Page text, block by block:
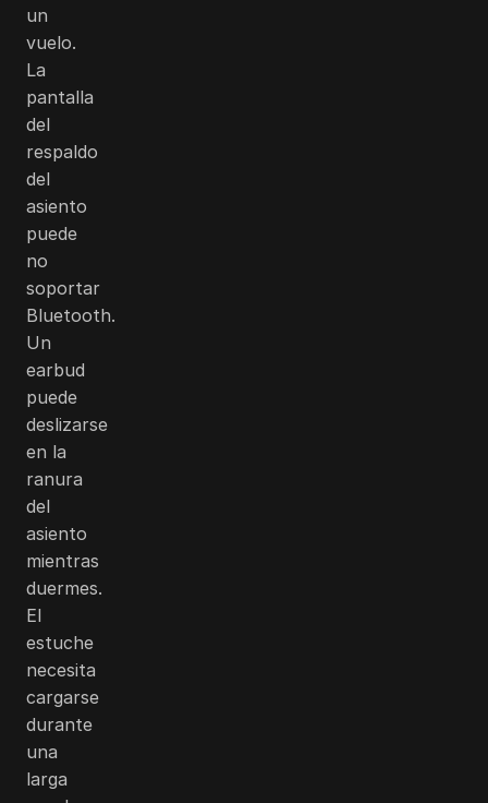
un
vuelo.
La
pantalla
del
respaldo
del
asiento
puede
no
soportar
Bluetooth.
Un
earbud
puede
deslizarse
en la
ranura
del
asiento
mientras
duermes.
El
estuche
necesita
cargarse
durante
una
larga